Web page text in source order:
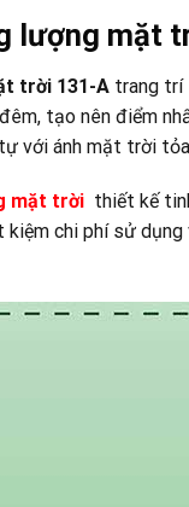
lượng mặt
trời 131-A trang trí
tạo nên điểm
với ánh mặt trời
mặt trời thiết kế
chi phí sử